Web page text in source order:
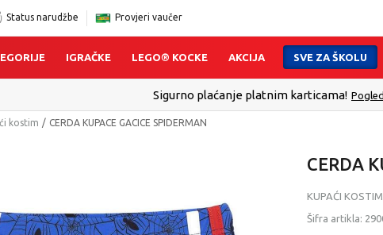
Status narudžbe Provjeri vaučer
IGRAČKE LEGO® KOCKE AKCIJA SVE ZA ŠKOLU
Sigurno plaćanje platnim karticama!
kostim CERDA KUPACE GACICE SPIDERMAN
CERDA
KUPAĆI KOSTIM
Šifra artikla: